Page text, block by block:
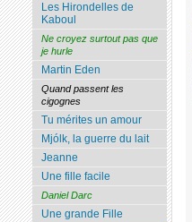
Les Hirondelles de
Kaboul
Ne croyez surtout pas que
je hurle
Martin Eden
Quand passent les
cigognes
Tu mérites un amour
Mjólk, la guerre du lait
Jeanne
Une fille facile
Daniel Darc
Une grande Fille